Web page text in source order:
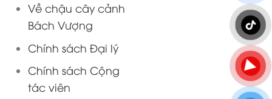
Về chậu cây cảnh
Bách Vượng
Chính sách Đại lý
Chính sách Cộng
tác viên